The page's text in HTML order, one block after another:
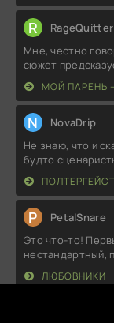
R RageQuitter
Мне, честно
сюжет
МОЙ ПАРЕНЬ
N NovaDrip
Не знаю, что и
будто
P PetalSnare
Это что-то!
нестандартный,
ЛЮБОВНИКИ